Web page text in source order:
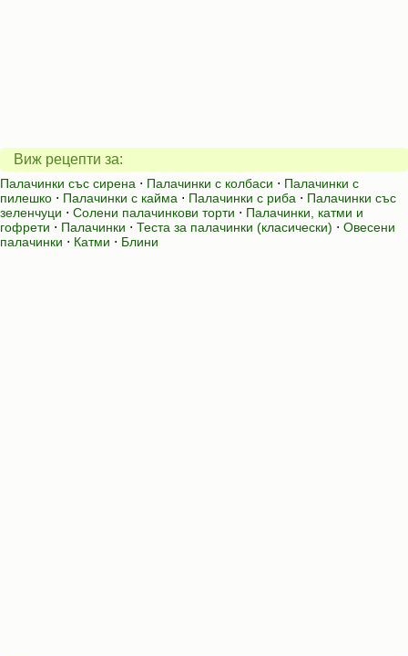
Виж рецепти за:
Палачинки със сирена ⋅ Палачинки с колбаси ⋅ Палачинки с
пилешко ⋅ Палачинки с кайма ⋅ Палачинки с риба ⋅ Палачинки със
зеленчуци ⋅ Солени палачинкови торти ⋅ Палачинки, катми и
гофрети ⋅ Палачинки ⋅ Теста за палачинки (класически) ⋅ Овесени
палачинки ⋅ Катми ⋅ Блини